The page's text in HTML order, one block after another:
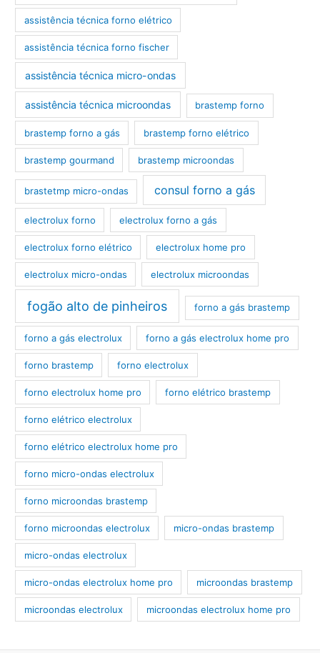
assistência técnica forno elétrico
assistência técnica forno fischer
assistência técnica micro-ondas
assistência técnica microondas brastemp forno
brastemp forno a gás brastemp forno elétrico
brastemp gourmand brastemp microondas
brastetmp micro-ondas consul forno a gás
electrolux forno electrolux forno a gás
electrolux forno elétrico electrolux home pro
electrolux micro-ondas electrolux microondas
fogão alto de pinheiros forno a gás brastemp
forno a gás electrolux forno a gás electrolux home pro
forno brastemp forno electrolux
forno electrolux home pro forno elétrico brastemp
forno elétrico electrolux
forno elétrico electrolux home pro
forno micro-ondas electrolux
forno microondas brastemp
forno microondas electrolux micro-ondas brastemp
micro-ondas electrolux
micro-ondas electrolux home pro microondas brastemp
microondas electrolux microondas electrolux home pro